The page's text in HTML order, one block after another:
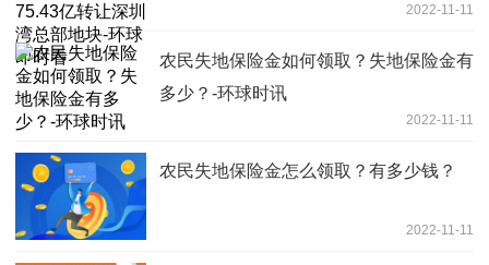
2022-11-11
农民失地保险金如何领取？失地保险金有
多少？-环球时讯
2022-11-11
农民失地保险金怎么领取？有多少钱？
2022-11-11